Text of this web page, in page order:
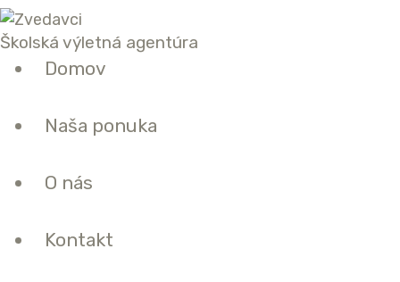
Školská výletná agentúra
Domov
Naša ponuka
O nás
Kontakt
DOMOV
NAŠA PONUKA
O NÁS
KONTAKT